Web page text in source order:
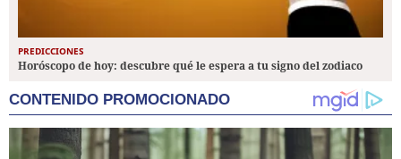
PREDICCIONES
Horóscopo de hoy: descubre qué le espera a tu signo del zodiaco
CONTENIDO PROMOCIONADO